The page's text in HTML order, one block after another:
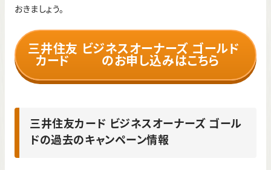
おきましょう。
三井住友
カード
ビジネスオーナーズ ゴールド
のお申し込みはこちら
三井住友カード ビジネスオーナーズ ゴール
ドの過去のキャンペーン情報